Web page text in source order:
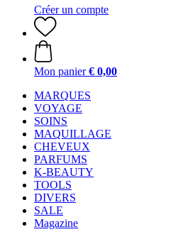
Créer un compte
Mon panier € 0,00
MARQUES
VOYAGE
SOINS
MAQUILLAGE
CHEVEUX
PARFUMS
K-BEAUTY
TOOLS
DIVERS
SALE
Magazine